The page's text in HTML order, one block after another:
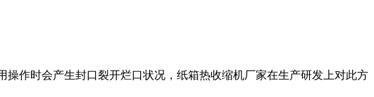
作时会产生封口裂开烂口状况，纸箱热收缩机厂家在生产研发上对此方